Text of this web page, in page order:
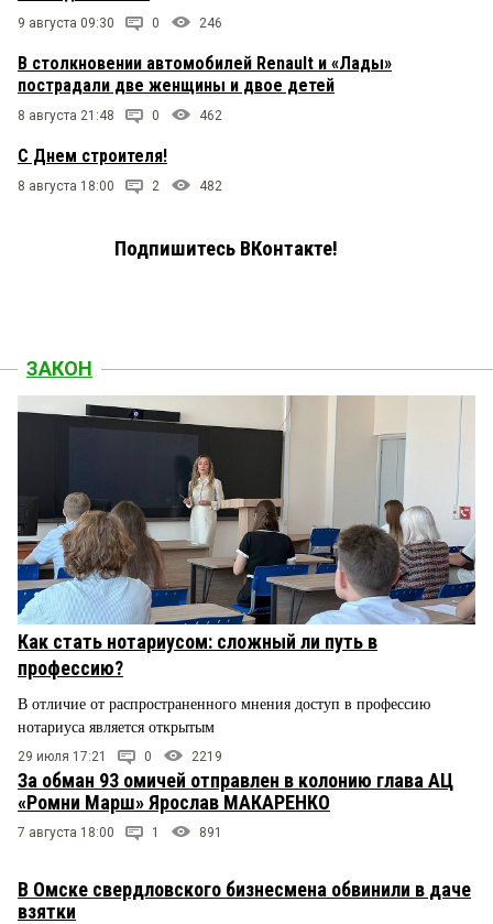
9 августа 09:30 0 246
В столкновении автомобилей Renault и «Лады»
пострадали две женщины и двое детей
8 августа 21:48 0 462
С Днем строителя!
8 августа 18:00 2 482
Подпишитесь ВКонтакте!
ЗАКОН
Как стать нотариусом: сложный ли путь в
профессию?
В отличие от распространенного мнения доступ в профессию
нотариуса является открытым
29 июля 17:21 0 2219
За обман 93 омичей отправлен в колонию глава АЦ
«Ромни Марш» Ярослав МАКАРЕНКО
7 августа 18:00 1 891
В Омске свердловского бизнесмена обвинили в даче
взятки